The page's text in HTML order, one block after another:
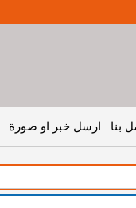
بنا ارسل خبر او صورة